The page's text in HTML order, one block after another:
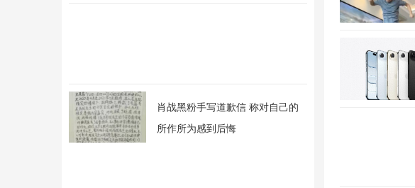
肖战黑粉手写道歉信 称对自己的
所作所为感到后悔